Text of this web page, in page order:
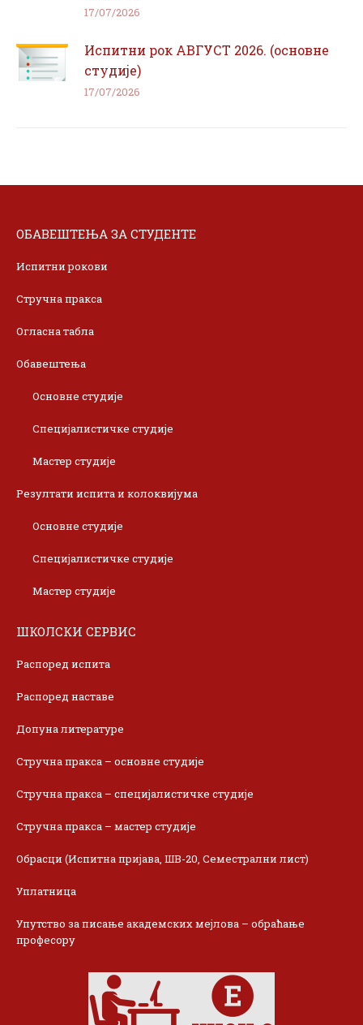
17/07/2026
Испитни рок АВГУСТ 2026. (основне
студије)
17/07/2026
ОБАВЕШТЕЊА ЗА СТУДЕНТЕ
Испитни рокови
Стручна пракса
Огласна табла
Обавештења
Основне студије
Специјалистичке студије
Мастер студије
Резултати испита и колоквијума
Основне студије
Специјалистичке студије
Мастер студије
ШКОЛСКИ СЕРВИС
Распоред испита
Распоред наставе
Допуна литературе
Стручна пракса – основне студије
Стручна пракса – специјалистичке студије
Стручна пракса – мастер студије
Обрасци (Испитна пријава, ШВ-20, Семестрални лист)
Уплатница
Упутство за писање академских мејлова – обраћање
професору